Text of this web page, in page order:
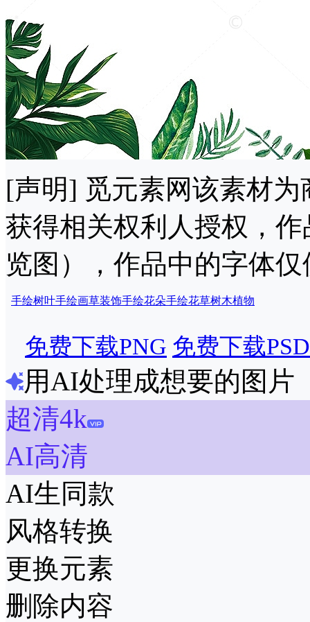
[声明] 觅元素网该素材
获得相关权利人授权，
览图），作品中的字体
手绘树叶手绘画草装饰手绘花朵手绘花草树木植物
免费下载PNG 免费下载PSD
用AI处理成想要的图片
超清4k
AI高清
AI生同款
风格转换
更换元素
删除内容